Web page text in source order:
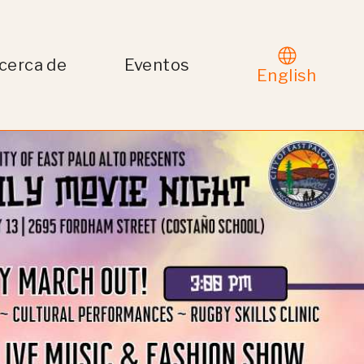
de Eventos
English